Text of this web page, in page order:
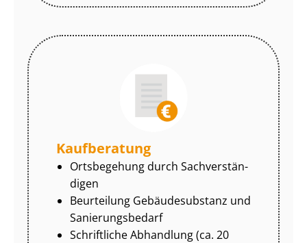
Kaufberatung
Ortsbegehung durch Sach­ver­stän­
di­gen
Beurteilung Gebäudesubstanz und
Sa­nie­rungs­be­darf
Schriftliche Abhandlung (ca. 20